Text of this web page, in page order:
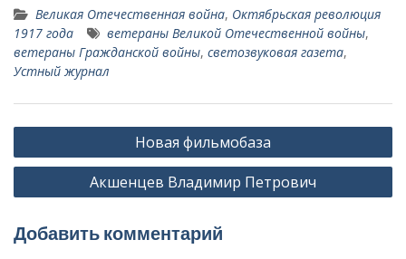
Великая Отечественная война, Октябрьская революция
1917 года
ветераны Великой Отечественной войны,
ветераны Гражданской войны, светозвуко­вая газета,
Устный журнал
Навигация
по
Новая фильмобаза
Акшенцев Владимир Петрович
Добавить комментарий